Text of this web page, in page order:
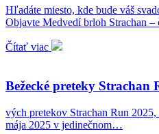
Hľadáte miesto, kde bude váš
Objavte Medvedí brloh Strachan
Čítať viac
Bežecké preteky Strachan
vých pretekov Strachan Run
mája 2025 v jedinečnom…